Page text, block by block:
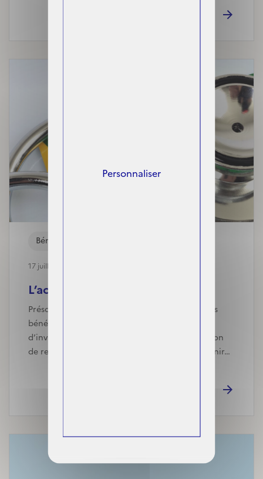
Personnaliser
Bénéficiaires
17 juillet, 2024
L’accès des ménages modestes ...
Présomption de droit à la C2S payante pour les
bénéficiaires de l’allocation supplémentaire
d’invalidité (ASI), simplification de la déclaration
de ressources et des pièces justificatives à fournir…